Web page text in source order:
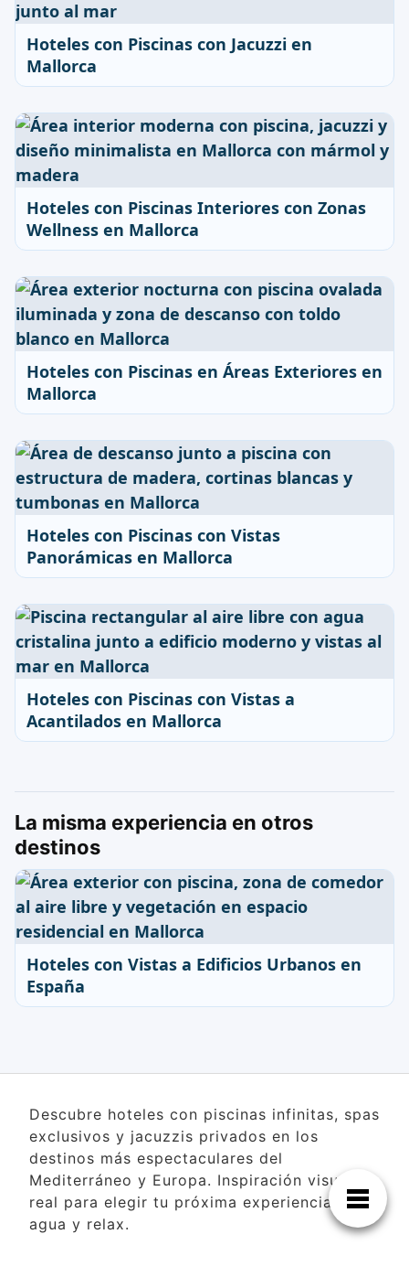
Hoteles con Piscinas con Jacuzzi en
Mallorca
Hoteles con Piscinas Interiores con Zonas
Wellness en Mallorca
Hoteles con Piscinas en Áreas Exteriores en
Mallorca
Hoteles con Piscinas con Vistas
Panorámicas en Mallorca
Hoteles con Piscinas con Vistas a
Acantilados en Mallorca
La misma experiencia en otros
destinos
Hoteles con Vistas a Edificios Urbanos en
España
Descubre hoteles con piscinas infinitas, spas
exclusivos y jacuzzis privados en los
destinos más espectaculares del
Mediterráneo y Europa. Inspiración visual
real para elegir tu próxima experiencia de
agua y relax.